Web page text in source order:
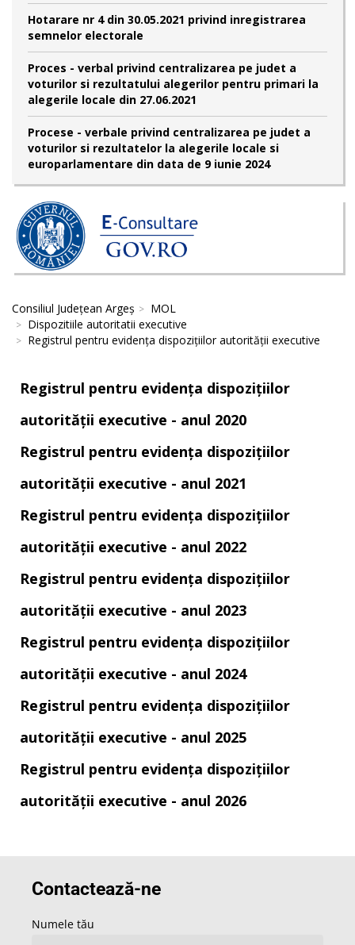
Hotarare nr 4 din 30.05.2021 privind inregistrarea
semnelor electorale
Proces - verbal privind centralizarea pe judet a
voturilor si rezultatului alegerilor pentru primari la
alegerile locale din 27.06.2021
Procese - verbale privind centralizarea pe judet a
voturilor si rezultatelor la alegerile locale si
europarlamentare din data de 9 iunie 2024
Consiliul Județean Argeș
MOL
Dispozitiile autoritatii executive
Registrul pentru evidența dispozițiilor autorității executive
Registrul pentru evidența dispozițiilor
autorității executive - anul 2020
Registrul pentru evidența dispozițiilor
autorității executive - anul 2021
Registrul pentru evidența dispozițiilor
autorității executive - anul 2022
Registrul pentru evidența dispozițiilor
autorității executive - anul 2023
Registrul pentru evidența dispozițiilor
autorității executive - anul 2024
Registrul pentru evidența dispozițiilor
autorității executive - anul 2025
Registrul pentru evidența dispozițiilor
autorității executive - anul 2026